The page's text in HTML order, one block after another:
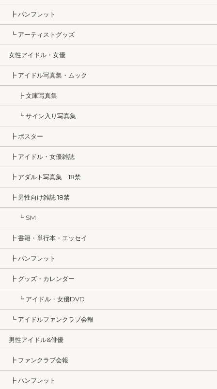
┣ パンフレット
┗ アーティストグッズ
女性アイドル・女優
┣ アイドル写真集・ムック
┣ 文庫写真集
┗ サイン入り写真集
┣ ポスター
┣ アイドル・女優雑誌
┣ アダルト写真集 18禁
┣ 男性向け雑誌 18禁
┗ SM
┣ 書籍・単行本・エッセイ
┣ パンフレット
┣ グッズ・カレンダー
┗ アイドル・女優DVD
┗ アイドルファンクラブ会報
男性アイドル&俳優
┣ ファンクラブ会報
┣ パンフレット